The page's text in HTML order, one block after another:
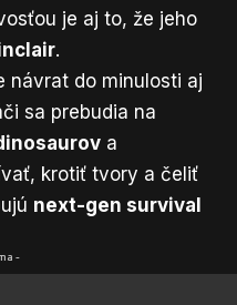
je aj to, že jeho
.
návrat do minulosti aj
sa prebudia na
a
krotiť tvory a čeliť
next-gen survival
-